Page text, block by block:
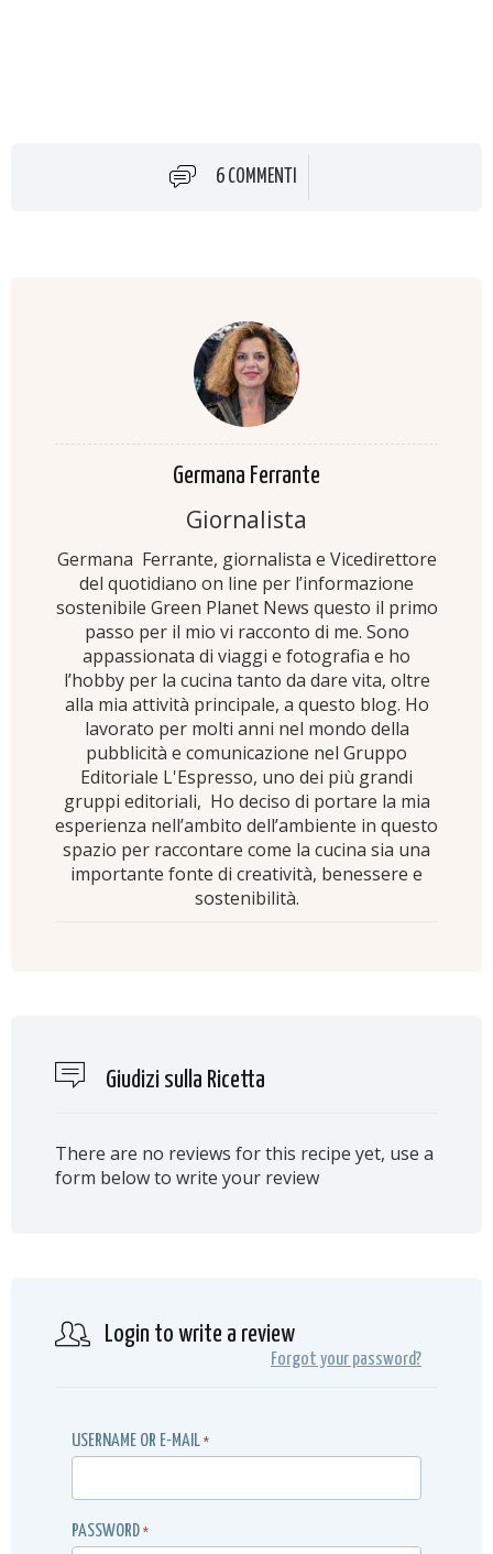
6 COMMENTI
Germana Ferrante
Giornalista
Germana Ferrante, giornalista e Vicedirettore
del quotidiano on line per l’informazione
sostenibile Green Planet News questo il primo
passo per il mio vi racconto di me. Sono
appassionata di viaggi e fotografia e ho
l’hobby per la cucina tanto da dare vita, oltre
alla mia attività principale, a questo blog. Ho
lavorato per molti anni nel mondo della
pubblicità e comunicazione nel Gruppo
Editoriale L'Espresso, uno dei più grandi
gruppi editoriali, Ho deciso di portare la mia
esperienza nell’ambito dell’ambiente in questo
spazio per raccontare come la cucina sia una
importante fonte di creatività, benessere e
sostenibilità.
Giudizi sulla Ricetta
There are no reviews for this recipe yet, use a
form below to write your review
Login to write a review
Forgot your password?
USERNAME OR E-MAIL *
PASSWORD *